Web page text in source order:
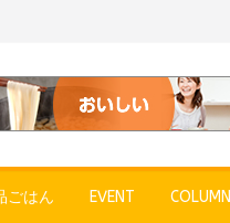
ごはん EVENT COLUMN